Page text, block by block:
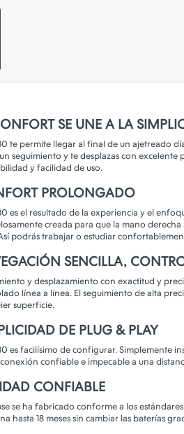
PS4/PS5
TU FUNDA!
SE UNE A LA
te permite llegar al final de un ajetreado
seguimiento y te desplazas con
y facilidad de uso.
PROLONGADO
es el resultado de la experiencia y el
creada para que la mano
podrás trabajar o estudiar
SENCILLA,
y desplazamiento con exactitud y
línea a línea. El seguimiento de alta
superficie.
DE PLUG & PLAY
es facilísimo de configurar. Simplemente
confiable e impecable a una
CONFIABLE
se ha fabricado conforme a los
hasta 18 meses sin cambiar las baterías